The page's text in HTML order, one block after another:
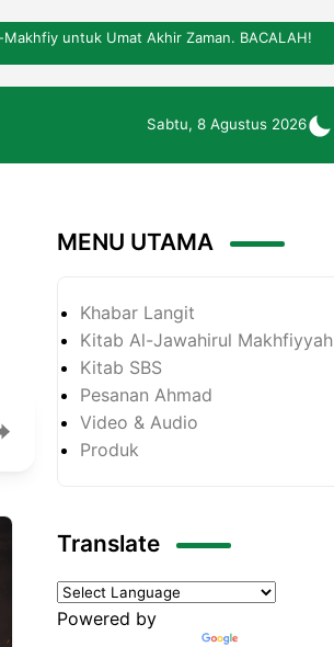
untuk Umat Akhir Zaman. BACALAH!
Sabtu, 8 Agustus 2026
MENU UTAMA
Khabar Langit
Kitab Al-Jawahirul Makhfiyyah
Kitab SBS
Pesanan Ahmad
Video & Audio
Produk
Translate
Powered by